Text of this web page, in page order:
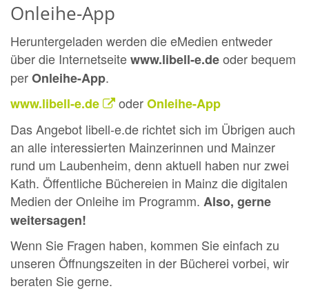
Onleihe-App
Heruntergeladen werden die eMedien entweder
über die Internetseitewww.libell-e.deoder bequem
perOnleihe-App.
www.libell-e.de
oderOnleihe-App
Das Angebot libell-e.de richtet sich im Übrigen auch
an alle interessierten Mainzerinnen und Mainzer
rund um Laubenheim, denn aktuell haben nur zwei
Kath. Öffentliche Büchereien in Mainz die digitalen
Medien der Onleihe im Programm. Also, gerne
weitersagen!
Wenn Sie Fragen haben, kommen Sie einfach zu
unseren Öffnungszeiten in der Bücherei vorbei, wir
beraten Sie gerne.